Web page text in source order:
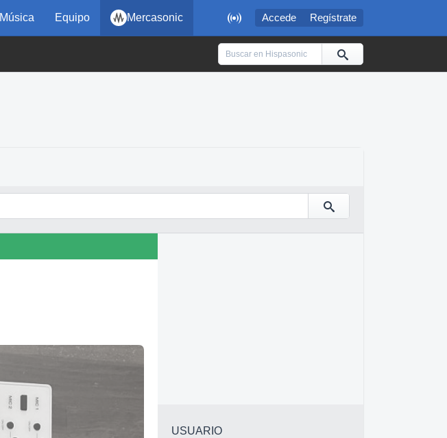
 Accede Regístrate
Música Equipo Mercasonic
USUARIO